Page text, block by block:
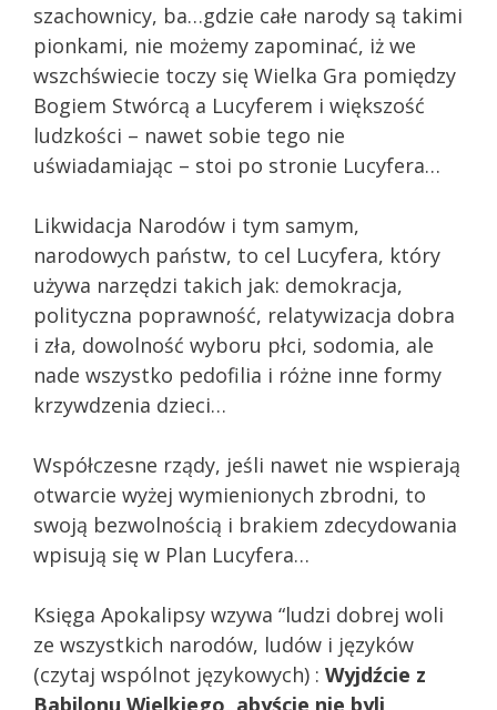
szachownicy, ba…gdzie całe narody są takimi
pionkami, nie możemy zapominać, iż we
wszchświecie toczy się Wielka Gra pomiędzy
Bogiem Stwórcą a Lucyferem i większość
ludzkości – nawet sobie tego nie
uświadamiając – stoi po stronie Lucyfera…
Likwidacja Narodów i tym samym,
narodowych państw, to cel Lucyfera, który
używa narzędzi takich jak: demokracja,
polityczna poprawność, relatywizacja dobra
i zła, dowolność wyboru płci, sodomia, ale
nade wszystko pedofilia i różne inne formy
krzywdzenia dzieci…
Współczesne rządy, jeśli nawet nie wspierają
otwarcie wyżej wymienionych zbrodni, to
swoją bezwolnością i brakiem zdecydowania
wpisują się w Plan Lucyfera…
Księga Apokalipsy wzywa “ludzi dobrej woli
ze wszystkich narodów, ludów i języków
(czytaj wspólnot językowych) : Wyjdźcie z
Babilonu Wielkiego, abyście nie byli